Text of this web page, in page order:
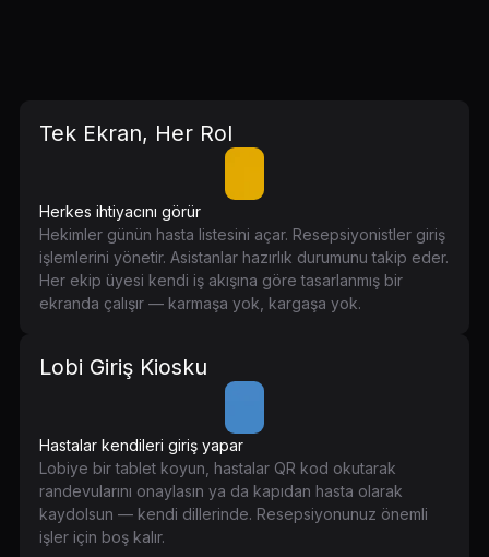
Tek Ekran, Her Rol
Herkes ihtiyacını görür
Hekimler günün hasta listesini açar. Resepsiyonistler giriş
işlemlerini yönetir. Asistanlar hazırlık durumunu takip eder.
Her ekip üyesi kendi iş akışına göre tasarlanmış bir
ekranda çalışır — karmaşa yok, kargaşa yok.
Lobi Giriş Kiosku
Hastalar kendileri giriş yapar
Lobiye bir tablet koyun, hastalar QR kod okutarak
randevularını onaylasın ya da kapıdan hasta olarak
kaydolsun — kendi dillerinde. Resepsiyonunuz önemli
işler için boş kalır.